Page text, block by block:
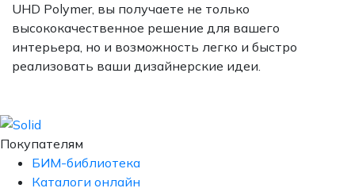
UHD Polymer, вы получаете не только
высококачественное решение для вашего
интерьера, но и возможность легко и быстро
реализовать ваши дизайнерские идеи.
Покупателям
БИМ-библиотека
Каталоги онлайн